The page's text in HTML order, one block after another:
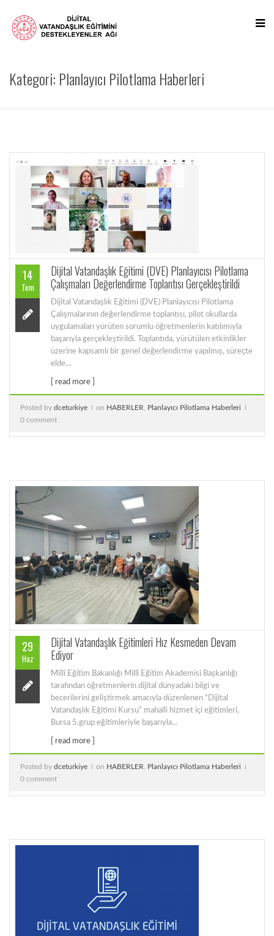
Kategori: Planlayıcı Pilotlama Haberleri
14
Tem
Dijital Vatandaşlık Eğitimi (DVE) Planlayıcısı Pilotlama
Çalışmaları Değerlendirme Toplantısı Gerçekleştirildi
Dijital Vatandaşlık Eğitimi (DVE) Planlayıcısı Pilotlama
Çalışmalarının değerlendirme toplantısı, pilot okullarda
uygulamaları yürüten sorumlu öğretmenlerin katılımıyla
başarıyla gerçekleştirildi. Toplantıda, yürütülen etkinlikler
üzerine kapsamlı bir genel değerlendirme yapılmış, süreçte
elde...
[ read more ]
Posted by dceturkiye on HABERLER
Planlayıcı Pilotlama Haberleri
0 comment
29
Haz
Dijital Vatandaşlık Eğitimleri Hız Kesmeden Devam
Ediyor
Millî Eğitim Bakanlığı Millî Eğitim Akademisi Başkanlığı
tarafından öğretmenlerin dijital dünyadaki bilgi ve
becerilerini geliştirmek amacıyla düzenlenen “Dijital
Vatandaşlık Eğitimi Kursu” mahalli hizmet içi eğitimleri,
Bursa 5.grup eğitimleriyle başarıyla...
[ read more ]
Posted by dceturkiye on HABERLER
Planlayıcı Pilotlama Haberleri
0 comment